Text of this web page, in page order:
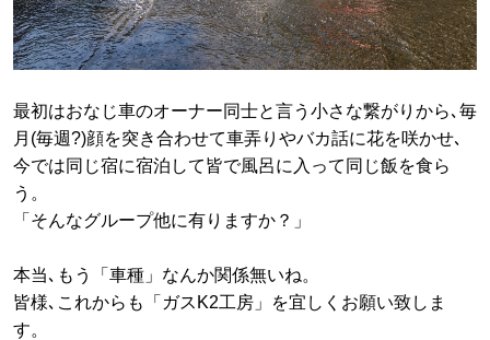
最初はおなじ車のオーナー同士と言う小さな繋がりから､毎
月(毎週?)顔を突き合わせて車弄りやバカ話に花を咲かせ､
今では同じ宿に宿泊して皆で風呂に入って同じ飯を食ら
う。
「そんなグループ他に有りますか？」
本当､もう「車種」なんか関係無いね。
皆様､これからも「ガスK2工房」を宜しくお願い致しま
す。